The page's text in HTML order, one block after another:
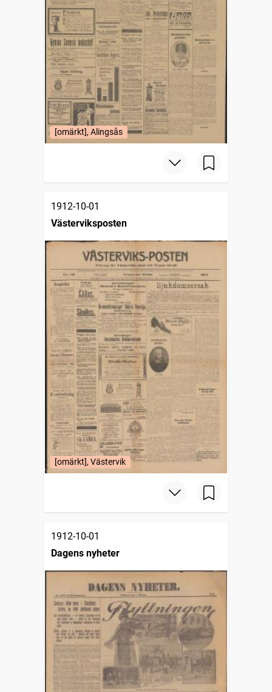
[omärkt], Alingsås
1912-10-01
Västerviksposten
[omärkt], Västervik
1912-10-01
Dagens nyheter